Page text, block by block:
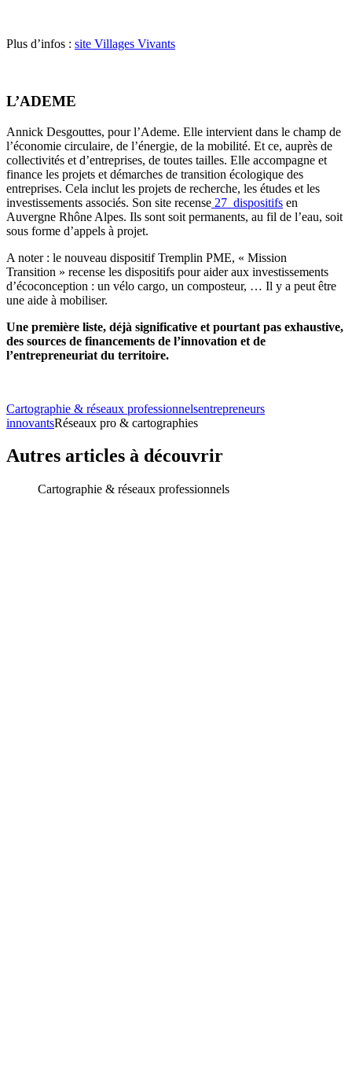
Plus d’infos : site Villages Vivants
L’ADEME
Annick Desgouttes, pour l’Ademe. Elle intervient dans le champ de
l’économie circulaire, de l’énergie, de la mobilité. Et ce, auprès de
collectivités et d’entreprises, de toutes tailles. Elle accompagne et
finance les projets et démarches de transition écologique des
entreprises. Cela inclut les projets de recherche, les études et les
investissements associés. Son site recense 27 dispositifs en
Auvergne Rhône Alpes. Ils sont soit permanents, au fil de l’eau, soit
sous forme d’appels à projet.
A noter : le nouveau dispositif Tremplin PME, « Mission
Transition » recense les dispositifs pour aider aux investissements
d’écoconception : un vélo cargo, un composteur, … Il y a peut être
une aide à mobiliser.
Une première liste, déjà significative et pourtant pas exhaustive,
des sources de financements de l’innovation et de
l’entrepreneuriat du territoire.
Cartographie & réseaux professionnelsentrepreneurs
innovantsRéseaux pro & cartographies
Autres articles à découvrir
Cartographie & réseaux professionnels